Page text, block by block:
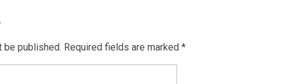
published. Required fields are marked *